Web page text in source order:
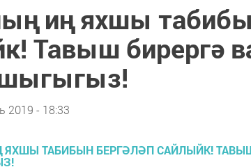
иң яхшы
Тавыш бирергә
2019 - 18:33